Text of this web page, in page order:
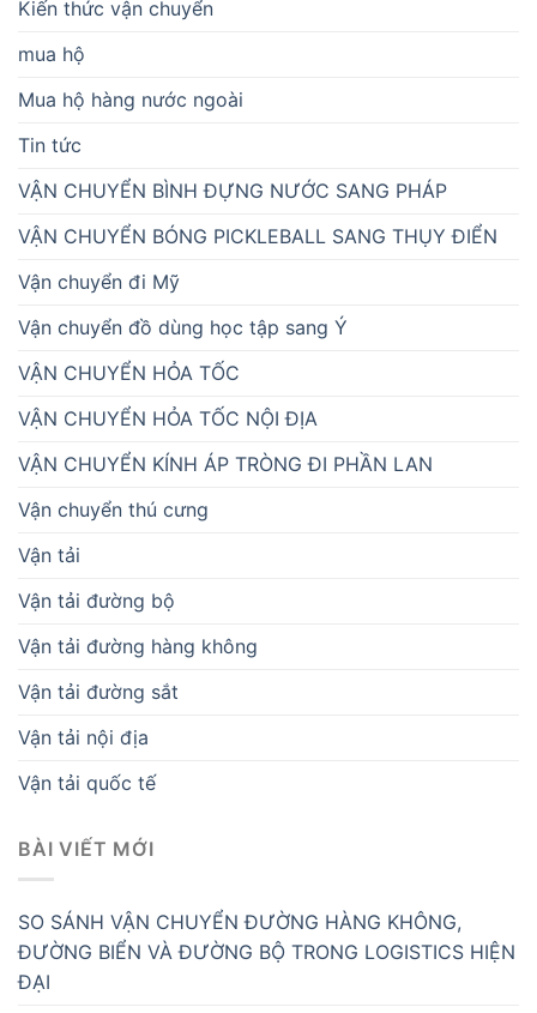
Kiến thức vận chuyển
mua hộ
Mua hộ hàng nước ngoài
Tin tức
VẬN CHUYỂN BÌNH ĐỰNG NƯỚC SANG PHÁP
VẬN CHUYỂN BÓNG PICKLEBALL SANG THỤY ĐIỂN
Vận chuyển đi Mỹ
Vận chuyển đồ dùng học tập sang Ý
VẬN CHUYỂN HỎA TỐC
VẬN CHUYỂN HỎA TỐC NỘI ĐỊA
VẬN CHUYỂN KÍNH ÁP TRÒNG ĐI PHẦN LAN
Vận chuyển thú cưng
Vận tải
Vận tải đường bộ
Vận tải đường hàng không
Vận tải đường sắt
Vận tải nội địa
Vận tải quốc tế
BÀI VIẾT MỚI
SO SÁNH VẬN CHUYỂN ĐƯỜNG HÀNG KHÔNG,
ĐƯỜNG BIỂN VÀ ĐƯỜNG BỘ TRONG LOGISTICS HIỆN
ĐẠI